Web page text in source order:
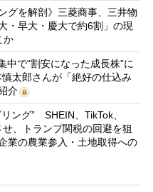
グを解剖》三菱商事、三井物
・早大・慶大で約6割」の現
か
中で“割安になった成長株”に
太郎さんが「絶好の仕込み
介
ング” SHEIN、TikTok、
、トランプ関税の回避を狙
業の農業参入・土地取得への